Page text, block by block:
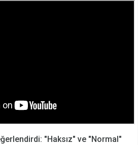
"Haksız" ve "Normal"